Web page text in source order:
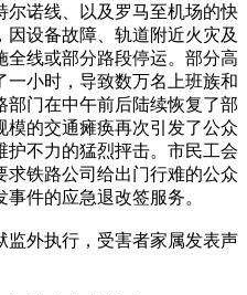
尔诺线、以及罗马至机场的快
设备故障、轨道附近火灾及
线或部分路段停运。部分高
小时，导致数万名上班族和
门在中午前后陆续恢复了部
的交通瘫痪再次引发了公众
不力的猛烈抨击。市民工会
铁路公司给出门行难的公众
件的应急退改签服务。
监外执行，受害者家属发表声